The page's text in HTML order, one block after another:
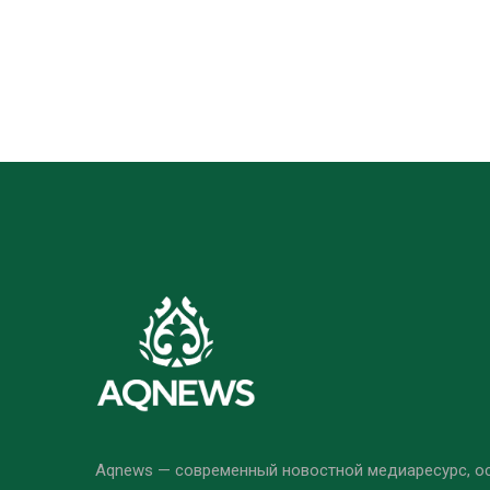
Aqnews — современный новостной медиаресурс,